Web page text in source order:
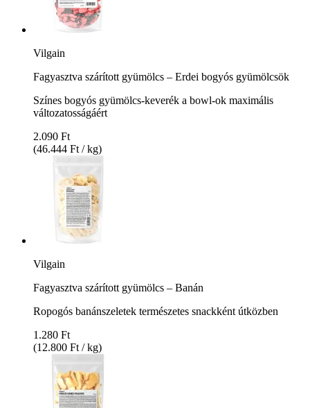
Vilgain
Fagyasztva szárított gyümölcs – Erdei bogyós gyümölcsök
Színes bogyós gyümölcs-keverék a bowl-ok maximális
változatosságáért
2.090 Ft
(46.444 Ft / kg)
Vilgain
Fagyasztva szárított gyümölcs – Banán
Ropogós banánszeletek természetes snackként útközben
1.280 Ft
(12.800 Ft / kg)